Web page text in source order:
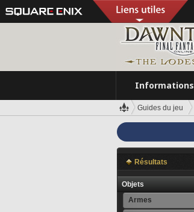
Informations
Guides du jeu
Résultats
Objets
Armes